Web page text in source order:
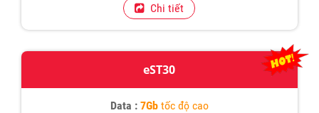
Chi tiết
eST30
Data :7Gb tốc độ cao